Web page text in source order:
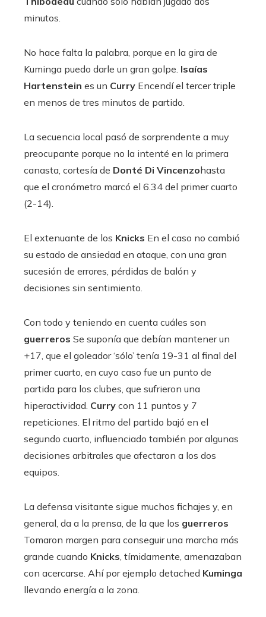
minutos.
No hace falta la palabra, porque en la gira de
Kuminga puedo darle un gran golpe. Isaías
Hartenstein es un Curry Encendí el tercer triple
en menos de tres minutos de partido.
La secuencia local pasó de sorprendente a muy
preocupante porque no la intenté en la primera
canasta, cortesía de Donté Di Vincenzohasta
que el cronómetro marcó el 6.34 del primer cuarto
(2-14).
El extenuante de los Knicks En el caso no cambió
su estado de ansiedad en ataque, con una gran
sucesión de errores, pérdidas de balón y
decisiones sin sentimiento.
Con todo y teniendo en cuenta cuáles son
guerreros Se suponía que debían mantener un
+17, que el goleador ‘sólo’ tenía 19-31 al final del
primer cuarto, en cuyo caso fue un punto de
partida para los clubes, que sufrieron una
hiperactividad. Curry con 11 puntos y 7
repeticiones. El ritmo del partido bajó en el
segundo cuarto, influenciado también por algunas
decisiones arbitrales que afectaron a los dos
equipos.
La defensa visitante sigue muchos fichajes y, en
general, da a la prensa, de la que los guerreros
Tomaron margen para conseguir una marcha más
grande cuando Knicks , tímidamente, amenazaban
con acercarse. Ahí por ejemplo detached Kuminga
llevando energía a la zona.